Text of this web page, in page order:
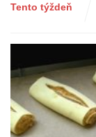
Tento týždeň